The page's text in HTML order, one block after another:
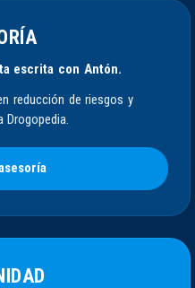
escrita con Antón.
reducción de riesgos y
Drogopedia.